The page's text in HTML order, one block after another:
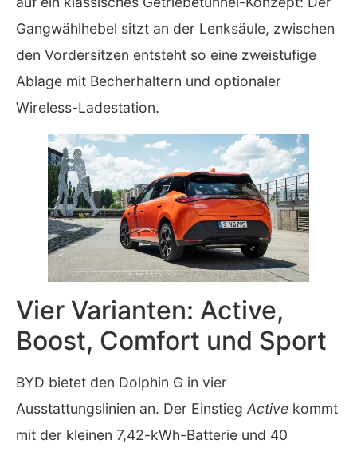
Gangwählhebel sitzt an der Lenksäule, zwischen
den Vordersitzen entsteht so eine zweistufige
Ablage mit Becherhaltern und optionaler
Wireless-Ladestation.
Vier Varianten: Active,
Boost, Comfort und Sport
BYD bietet den Dolphin G in vier
Ausstattungslinien an. Der EinstiegActive kommt
mit der kleinen 7,42-kWh-Batterie und 40